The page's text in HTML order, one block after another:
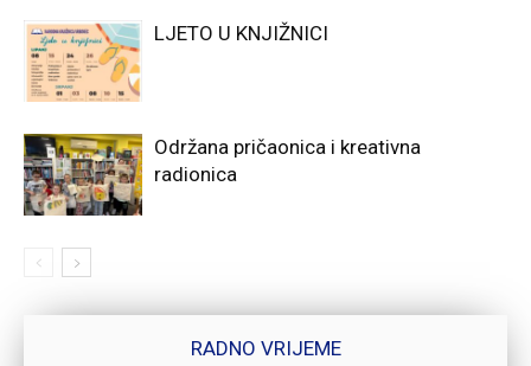
LJETO U KNJIŽNICI
Održana pričaonica i kreativna
radionica
RADNO VRIJEME